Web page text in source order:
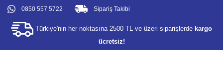
0850 557 5722
Türkiye'nin her noktasına 2500 TL ve üzeri siparişlerde kargo
ücretsiz!
Sipariş Takibi